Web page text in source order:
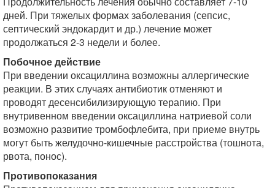
дней. При тяжелых формах заболевания (сепсис,
септический эндокардит и др.) лечение может
продолжаться 2-3 недели и более.
Побочное действие
При введении оксациллина возможны аллергические
реакции. В этих случаях антибиотик отменяют и
проводят десенсибилизирующую терапию. При
внутривенном введении оксациллина натриевой соли
возможно развитие тромбофлебита, при приеме внутрь
могут быть желудочно-кишечные расстройства (тошнота,
рвота, понос).
Противопоказания